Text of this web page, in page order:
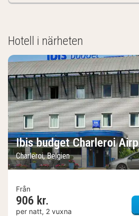
Hotell i närheten
Ibis budget Charleroi
Charleroi, Belgien
Från
906 kr.
per natt, 2 vuxna